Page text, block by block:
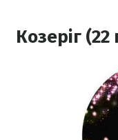
Козеріг (22